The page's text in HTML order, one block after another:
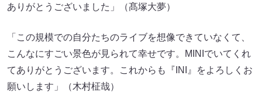
ありがとうございました」（髙塚大夢）
「この規模での自分たちのライブを想像できていなくて、
こんなにすごい景色が見られて幸せです。MINIでいてくれ
てありがとうございます。これからも『INI』をよろしくお
願いします」（木村柾哉）